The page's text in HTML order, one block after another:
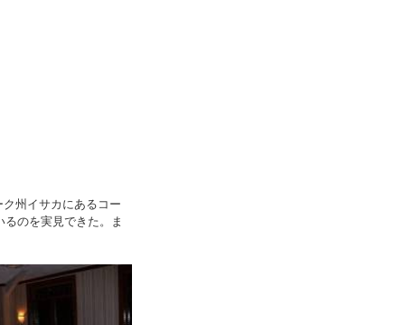
州イサカにあるコー
のを実見できた。ま